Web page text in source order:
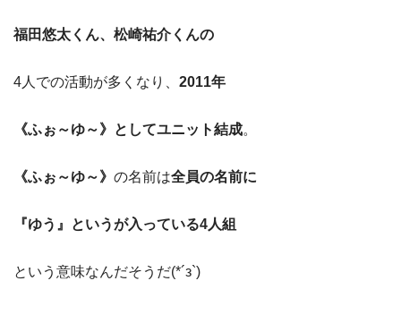
福田悠太くん、松崎祐介くんの
4人での活動が多くなり、 2011年
《ふぉ～ゆ～》としてユニット結成。
《ふぉ～ゆ～》 の名前は全員の名前に
『ゆう』というが入っている4人組
という意味なんだそうだ(*´з`)